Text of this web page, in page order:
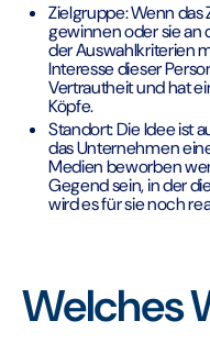
Zielgruppe: Wenn
gewinnen oder sie an
der Auswahlkriterien
Interesse dieser
Vertrautheit und hat
Köpfe.
Standort: Die Idee ist
das Unternehmen
Medien beworben
Gegend sein, in der
wird es für sie noch
Welches